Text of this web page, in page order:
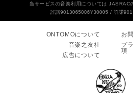
当サービスの音楽利用については JASRAC
許諾9013065006Y30005
許諾
ONTOMOについて
音楽之友社
広告について
お
プ
項